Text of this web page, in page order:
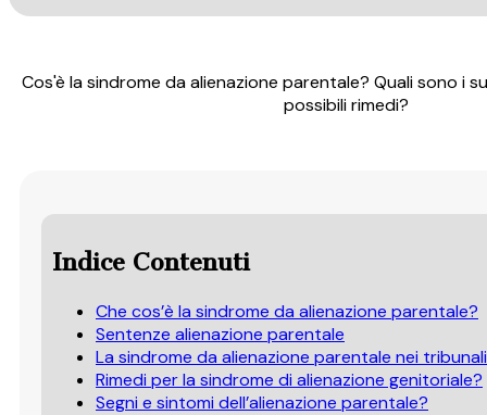
Cos'è la sindrome da alienazione parentale? Quali sono i
possibili rimedi?
Indice Contenuti
Che cos’è la sindrome da alienazione parentale?
Sentenze alienazione parentale
La sindrome da alienazione parentale nei
Rimedi per la sindrome di alienazione genitoriale?
Segni e sintomi dell’alienazione parentale?